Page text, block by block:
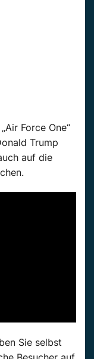
Force One“
Trump
auf die
Sie selbst